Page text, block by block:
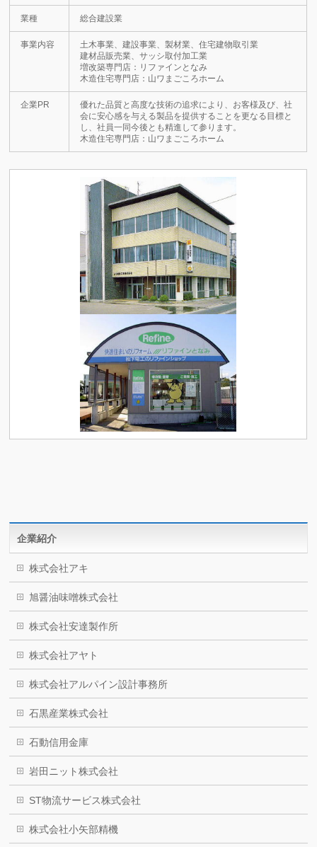
業種 総合建設業
事業内容
土木事業、建設事業、製材業、住宅建物取引業
建材品販売業、サッシ取付加工業
増改築専門店：リファインとなみ
木造住宅専門店：山ワまごころホーム
企業PR
優れた品質と高度な技術の追求により、お客様及び、社
会に安心感を与える製品を提供することを更なる目標と
し、社員一同今後とも精進して参ります。
木造住宅専門店：山ワまごころホーム
企業紹介
株式会社アキ
旭醤油味噌株式会社
株式会社安達製作所
株式会社アヤト
株式会社アルパイン設計事務所
石黒産業株式会社
石動信用金庫
岩田ニット株式会社
ST物流サービス株式会社
株式会社小矢部精機